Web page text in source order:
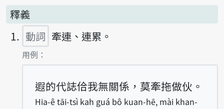
釋義
動詞 牽連、連累。
第1項釋義的
用例：
遐的代誌佮我無關係，莫牽拖做伙。
Hia-ê tāi-tsì kah guá bô kuan-hē, mài khan-